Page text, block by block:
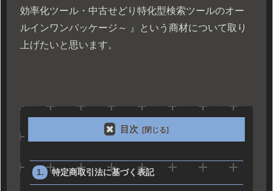
効率化ツール・中古せどり特化型検索ツールのオー
ルインワンパッケージ～ 』という商材について取り
上げたいと思います。
目次
特定商取引法に基づく表記